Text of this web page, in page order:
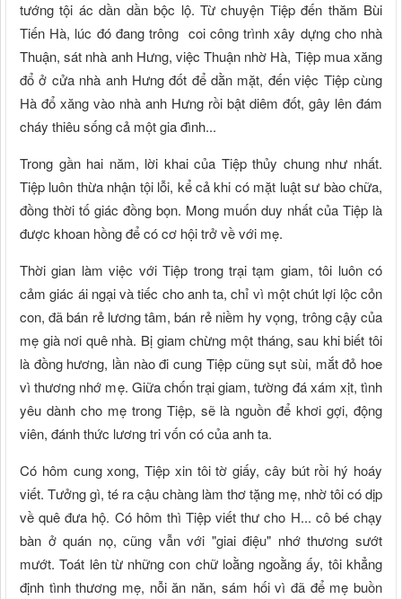
tướng tội ác dần dần bộc lộ. Từ chuyện Tiệp đến thăm Bùi
Tiến Hà, lúc đó đang trông coi công trình xây dựng cho nhà
Thuận, sát nhà anh Hưng, việc Thuận nhờ Hà, Tiệp mua xăng
đổ ở cửa nhà anh Hưng đốt để dằn mặt, đến việc Tiệp cùng
Hà đổ xăng vào nhà anh Hưng rồi bật diêm đốt, gây lên đám
cháy thiêu sống cả một gia đình...
Trong gần hai năm, lời khai của Tiệp thủy chung như nhất.
Tiệp luôn thừa nhận tội lỗi, kể cả khi có mặt luật sư bào chữa,
đồng thời tố giác đồng bọn. Mong muốn duy nhất của Tiệp là
được khoan hồng để có cơ hội trở về với mẹ.
Thời gian làm việc với Tiệp trong trại tạm giam, tôi luôn có
cảm giác ái ngại và tiếc cho anh ta, chỉ vì một chút lợi lộc cỏn
con, đã bán rẻ lương tâm, bán rẻ niềm hy vọng, trông cậy của
mẹ già nơi quê nhà. Bị giam chừng một tháng, sau khi biết tôi
là đồng hương, lần nào đi cung Tiệp cũng sụt sùi, mắt đỏ hoe
vì thương nhớ mẹ. Giữa chốn trại giam, tường đá xám xịt, tình
yêu dành cho mẹ trong Tiệp, sẽ là nguồn để khơi gợi, động
viên, đánh thức lương tri vốn có của anh ta.
Có hôm cung xong, Tiệp xin tôi tờ giấy, cây bút rồi hý hoáy
viết. Tưởng gì, té ra cậu chàng làm thơ tặng mẹ, nhờ tôi có dịp
về quê đưa hộ. Có hôm thì Tiệp viết thư cho H... cô bé chạy
bàn ở quán nọ, cũng vẫn với "giai điệu" nhớ thương sướt
mướt. Toát lên từ những con chữ loằng ngoằng ấy, tôi khẳng
định tình thương mẹ, nỗi ăn năn, sám hối vì đã để mẹ buồn